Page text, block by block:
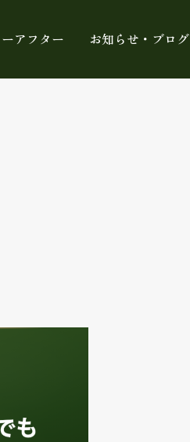
アフター お知らせ・ブログ